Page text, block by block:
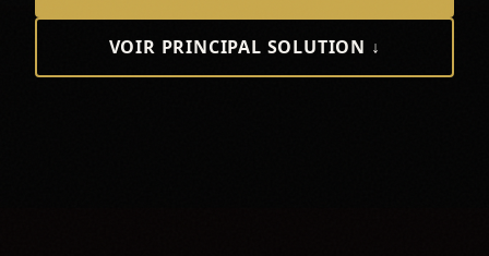
VOIR PRINCIPAL SOLUTION ↓